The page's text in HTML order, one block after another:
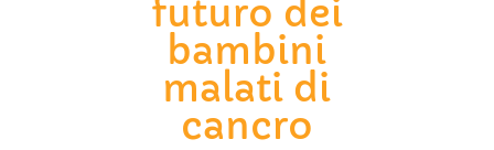
futuro dei
bambini
malati di
cancro